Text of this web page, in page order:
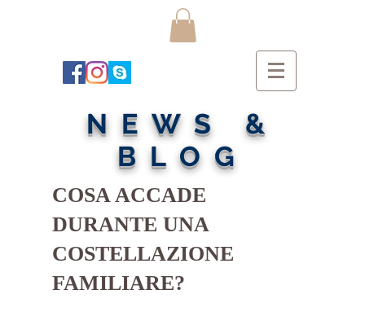
NEWS &
BLOG
COSA ACCADE
DURANTE UNA
COSTELLAZIONE
FAMILIARE?